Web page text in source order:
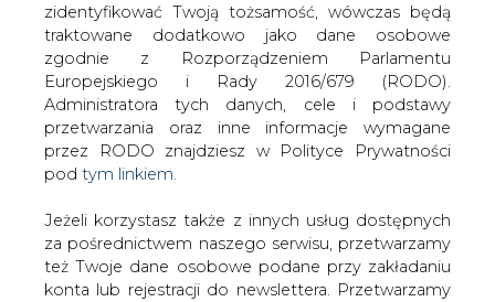
WŁĄCZ CIRE.TV
zidentyfikować Twoją tożsamość, wówczas będą
traktowane dodatkowo jako dane osobowe
zgodnie z Rozporządzeniem Parlamentu
Europejskiego i Rady 2016/679 (RODO).
Administratora tych danych, cele i podstawy
przetwarzania oraz inne informacje wymagane
przez RODO znajdziesz w Polityce Prywatności
pod tym linkiem.
Jeżeli korzystasz także z innych usług dostępnych
za pośrednictwem naszego serwisu, przetwarzamy
też Twoje dane osobowe podane przy zakładaniu
konta lub rejestracji do newslettera. Przetwarzamy